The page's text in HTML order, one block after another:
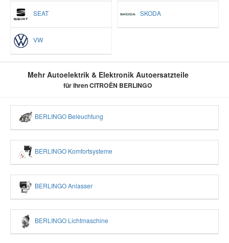
SEAT SKODA
VW
Mehr Autoelektrik & Elektronik Autoersatzteile
für Ihren CITROËN BERLINGO
BERLINGO Beleuchtung
BERLINGO Komfortsysteme
BERLINGO Anlasser
BERLINGO Lichtmaschine